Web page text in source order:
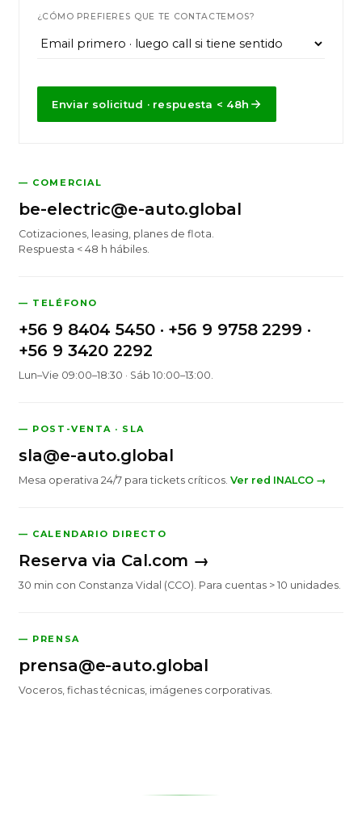
¿CÓMO PREFIERES QUE TE CONTACTEMOS?
Enviar solicitud · respuesta < 48h
— COMERCIAL
be-electric@e-auto.global
Cotizaciones, leasing, planes de flota.
Respuesta < 48 h hábiles.
— TELÉFONO
+56 9 8404 5450· +56 9 9758 2299 ·
+56 9 3420 2292
Lun–Vie 09:00–18:30 · Sáb 10:00–13:00.
— POST-VENTA · SLA
sla@e-auto.global
Mesa operativa 24/7 para tickets críticos.Ver red INALCO →
— CALENDARIO DIRECTO
Reserva via Cal.com →
30 min con Constanza Vidal (CCO). Para cuentas > 10 unidades.
— PRENSA
prensa@e-auto.global
Voceros, fichas técnicas, imágenes corporativas.